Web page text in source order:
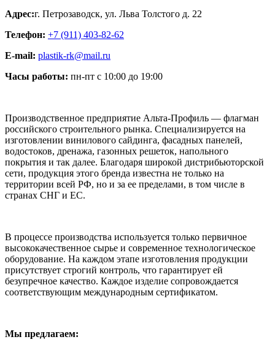
Адрес:г. Петрозаводск, ул. Льва Толстого д. 22
Телефон: +7 (911) 403-82-62
E-mail: plastik-rk@mail.ru
Часы работы: пн-пт с 10:00 до 19:00
Производственное предприятие Альта-Профиль — флагман
российского строительного рынка. Специализируется на
изготовлении винилового сайдинга, фасадных панелей,
водостоков, дренажа, газонных решеток, напольного
покрытия и так далее. Благодаря широкой дистрибьюторской
сети, продукция этого бренда известна не только на
территории всей РФ, но и за ее пределами, в том числе в
странах СНГ и ЕС.
В процессе производства используется только первичное
высококачественное сырье и современное технологическое
оборудование. На каждом этапе изготовления продукции
присутствует строгий контроль, что гарантирует ей
безупречное качество. Каждое изделие сопровождается
соответствующим международным сертификатом.
Мы предлагаем: